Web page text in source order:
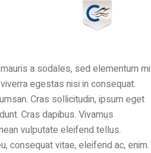
a sodales, sed elementum mi
egestas nisi in consequat.
Cras sollicitudin, ipsum eget
Cras dapibus. Vivamus
vulputate eleifend tellus.
consequat vitae, eleifend ac, enim.